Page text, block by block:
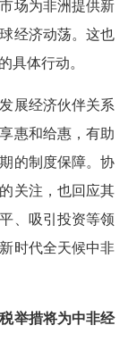
场为非洲提供新
经济动荡。这也
具体行动。
展经济伙伴关系
惠和给惠，有助
的制度保障。协
关注，也回应其
、吸引投资等领
时代全天候中非
举措将为中非经